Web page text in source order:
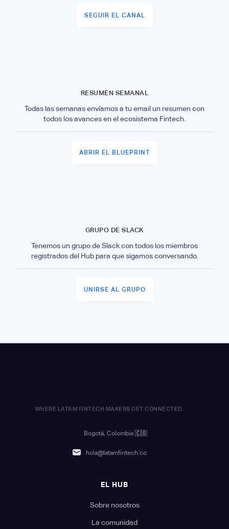
SEGUIR EL CANAL
RESUMEN SEMANAL
Todas las semanas envíamos a tu email un resumen con
todos los avances en el ecosistema Fintech.
ABRIR EL BLUEPRINT
GRUPO DE SLACK
Tenemos un grupo de Slack con todos los miembros
registrados del Hub para que sigamos conversando.
UNIRSE AL GRUPO
WHERE LATAM FINTECH MAKERS GET CONNECTED.
Bogotá, Colombia 🇨🇴
hola@latamfintech.co
EL HUB
Sobre nosotros
La comunidad